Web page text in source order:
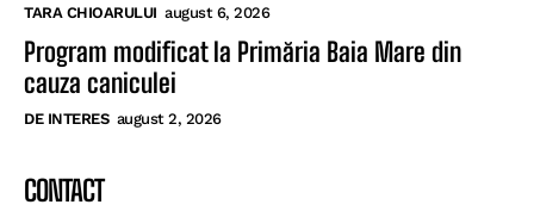
TARA CHIOARULUI august 6, 2026
Program modificat la Primăria Baia Mare din
cauza caniculei
DE INTERES august 2, 2026
CONTACT